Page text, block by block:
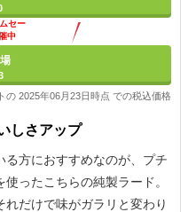
セー
中
の 2025年06月23日時点 での税込価格
しさアップ
方におすすめなのが、プチ
ったこちらの純製ラード。
だけで味がガラリと変わり